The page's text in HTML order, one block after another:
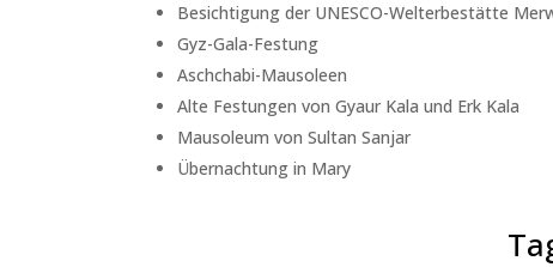
Besichtigung der UNESCO-Welterbestätte
Gyz-Gala-Festung
Aschchabi-Mausoleen
Alte Festungen von Gyaur Kala und Erk Kala
Mausoleum von Sultan Sanjar
Übernachtung in Mary